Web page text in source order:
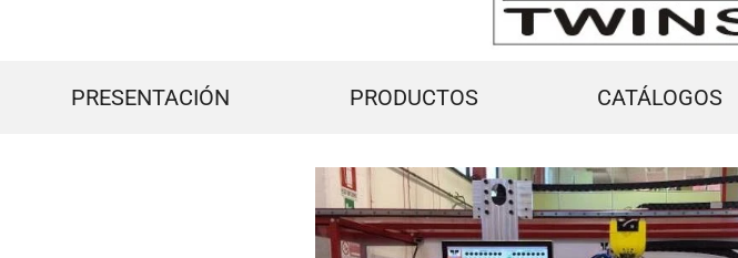
PRESENTACIÓN PRODUCTOS CATÁLOGOS